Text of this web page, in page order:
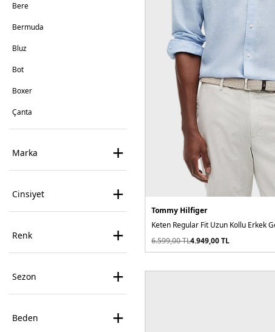
Bere
Bermuda
Bluz
Bot
Boxer
Çanta
Çorap
Elbise
Etek
Gözlük
Jean
Cinsiyet +
Renk +
Sezon +
Marka +
Beden +
Tommy Hilfiger
Keten Regular Fit Uzun Kollu Erkek
6.599,00TL4.949,00TL